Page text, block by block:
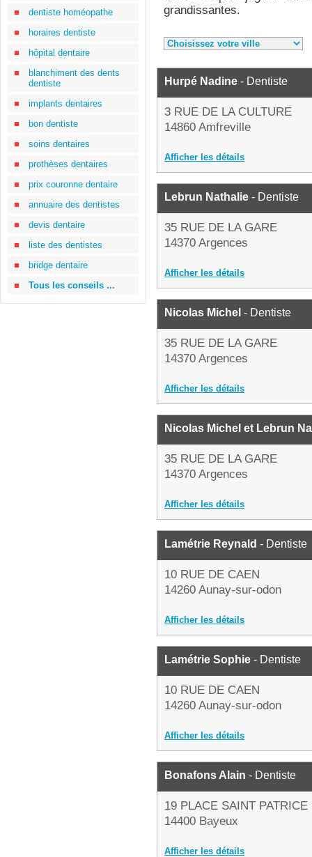
dentiste homéopathe
horaires dentiste
hôpital dentaire
blanchiment des dents
dentiste
implants dentaires
bon dentiste
soins dentaires
prothèses dentaires
prix couronne dentaire
annuaire des dentistes
devis dentaire
liste des dentistes
bridge dentaire
Tous les conseils ...
grandissantes.
Hurpé Nadine - Dentiste
3 RUE DE LA CULTURE
14860 Amfreville
Afficher les détails
Lebrun Nathalie - Dentiste
35 RUE DE LA GARE
14370 Argences
Afficher les détails
Nicolas Michel - Dentiste
35 RUE DE LA GARE
14370 Argences
Afficher les détails
Nicolas Michel et Lebrun
35 RUE DE LA GARE
14370 Argences
Afficher les détails
Lamétrie Reynald - Dentiste
10 RUE DE CAEN
14260 Aunay-sur-odon
Afficher les détails
Lamétrie Sophie - Dentiste
10 RUE DE CAEN
14260 Aunay-sur-odon
Afficher les détails
Bonafons Alain - Dentiste
19 PLACE SAINT PATRICE
14400 Bayeux
Afficher les détails